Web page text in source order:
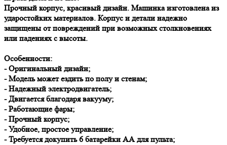
Прочный корпус, красивый дизайн. Машинка изготовлена из
ударостойких материалов. Корпус и детали надежно
защищены от повреждений при возможных столкновениях
или падениях с высоты.
Особенности:
- Оригинальный дизайн;
- Модель может ездить по полу и стенам;
- Надежный электродвигатель;
- Двигается благодаря вакууму;
- Работающие фары;
- Прочный корпус;
- Удобное, простое управление;
- Требуется докупить 6 батарейки АА для пульта;